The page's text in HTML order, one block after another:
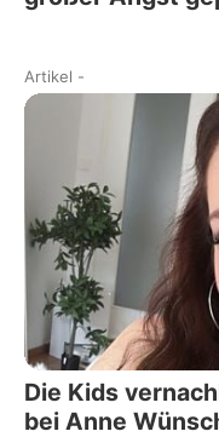
Artikel -
Die Kids
bei Anne